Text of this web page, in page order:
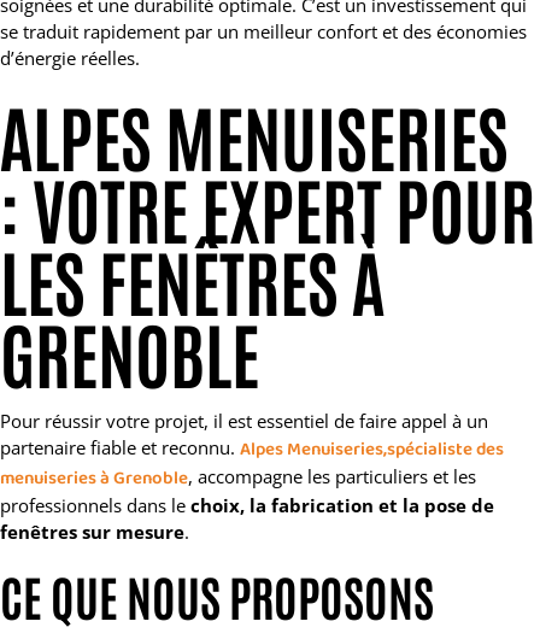
soignées et une durabilité optimale. C’est un investissement qui
se traduit rapidement par un meilleur confort et des économies
d’énergie réelles.
ALPES MENUISERIES
: VOTRE EXPERT POUR
LES FENÊTRES À
GRENOBLE
Pour réussir votre projet, il est essentiel de faire appel à un
partenaire fiable et reconnu. Alpes Menuiseries,spécialiste des
menuiseries à Grenoble, accompagne les particuliers et les
professionnels dans le choix, la fabrication et la pose de
fenêtres sur mesure.
CE QUE NOUS PROPOSONS